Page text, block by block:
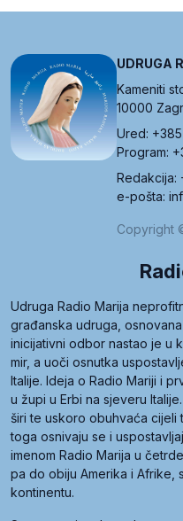
UDRUGA
Kameniti
10000
Ured:
Program:
Redakcija:
e-pošta:
Copyright
Udruga Radio Marija
građanska udruga,
inicijativni odbor nastao je u
mir, a uoči osnutka
Italije. Ideja o Radio Mariji i
u župi u Erbi na sjeveru
širi te uskoro obuhvaća cijeli
toga osnivaju se i
imenom Radio Marija u
pa do obiju Amerika i Afrike,
kontinentu.